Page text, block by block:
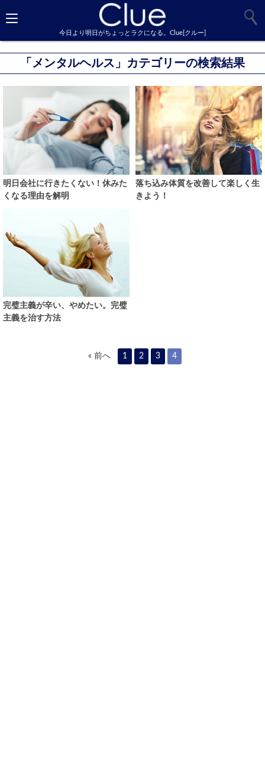
今日より明日がちょっとラクになる。Clue[クルー]
「メンタルヘルス」カテゴリーの検索結果
明日会社に行きたくない！休みた
くなる理由を解明
落ち込み体質を改善して楽しく生
きよう！
完璧主義が辛い、やめたい。完璧
主義を治す方法
« 前へ 1 2 3 4